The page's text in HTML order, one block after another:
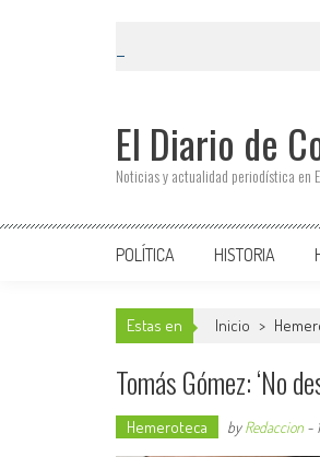
El Diario de
Noticias y actualidad periodística en
POLÍTICA HISTORIA
Estas en Inicio >
Tomás Gómez: ‘No
Hemeroteca byRedaccion -